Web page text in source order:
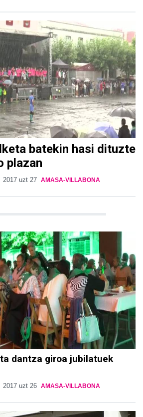
batekin hasi dituzte
plazan
2017 uzt 27 AMASA-VILLABONA
dantza giroa jubilatuek
2017 uzt 26 AMASA-VILLABONA